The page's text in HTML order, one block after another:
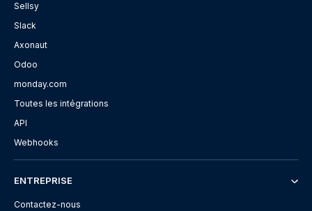
Sellsy
Slack
Axonaut
Odoo
monday.com
Toutes les intégrations
API
Webhooks
ENTREPRISE
Contactez-nous